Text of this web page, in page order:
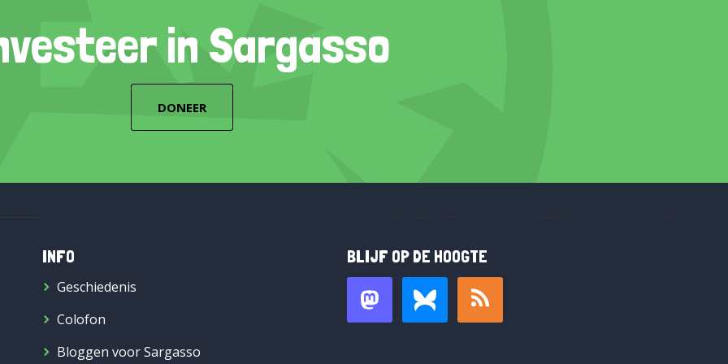
in Sargasso
DONEER
INFO
Geschiedenis
Colofon
Bloggen voor Sargasso
BLIJF OP DE HOOGTE